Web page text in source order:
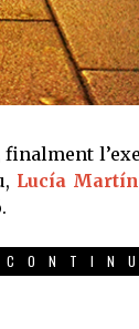
finalment
Lucía Martín